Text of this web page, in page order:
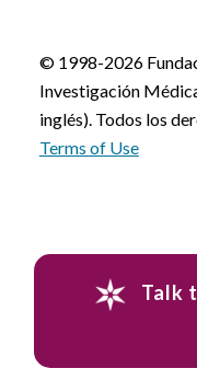
© 1998-2026
Investigación
inglés). Todos los
Terms of Use
Talk